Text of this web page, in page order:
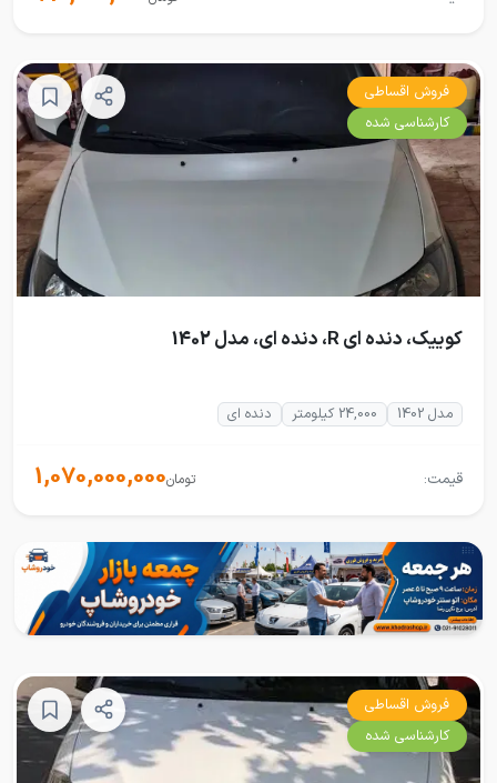
فروش اقساطی
کارشناسی شده
کوییک، دنده ای R، دنده ای، مدل 1402
مدل 1402 24,000 کیلومتر دنده ای
قیمت: 1,070,000,000تومان
فروش اقساطی
کارشناسی شده